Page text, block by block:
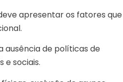
apresentar os fatores que
ausência de políticas de
e sociais.